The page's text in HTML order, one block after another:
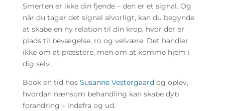
Smerten er ikke din fjende – den er et signal. Og
når du tager det signal alvorligt, kan du begynde
at skabe en ny relation til din krop, hvor der er
plads til bevægelse, ro og velvære. Det handler
ikke om at præstere, men om at komme hjem i
dig selv.
Book en tid hos Susanne Vestergaard og oplev,
hvordan nænsom behandling kan skabe dyb
forandring – indefra og ud.